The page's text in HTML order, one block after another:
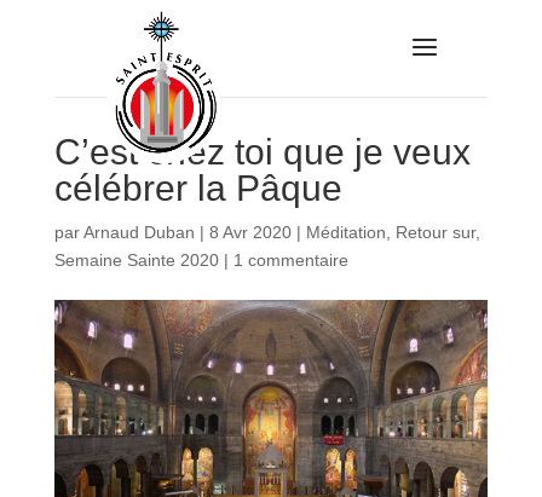
C’est chez toi que je veux
célébrer la Pâque
parArnaud Duban | 8 Avr 2020| Méditation Retour sur,
Semaine Sainte 2020| 1 commentaire